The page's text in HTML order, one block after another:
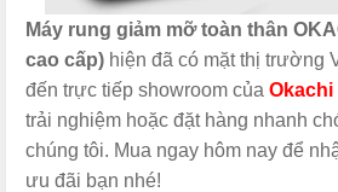
Máy rung giảm mỡ toàn thân
cao cấp) hiện đã có mặt thị trường
đến trực tiếp showroom của
trải nghiệm hoặc đặt hàng nhanh
chúng tôi. Mua ngay hôm nay để
ưu đãi bạn nhé!